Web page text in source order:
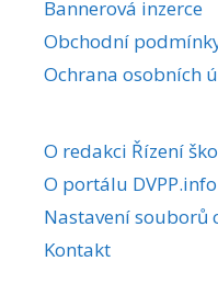
Bannerová inzerce
Obchodní
Ochrana osobních
O redakci Řízení
O portálu DVPP.info
Nastavení souborů
Kontakt